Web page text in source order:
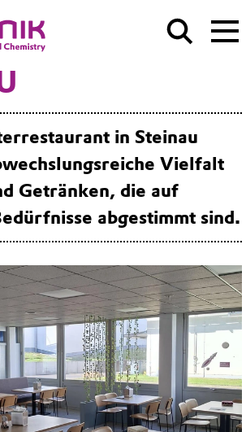
in Steinau
Vielfalt
Getränken, die auf
abgestimmt sind.